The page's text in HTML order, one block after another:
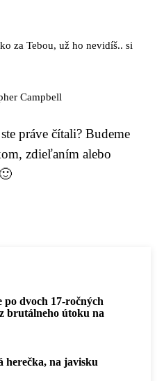
za Tebou, už ho nevidíš.. si
práve čítali? Budeme
zdieľaním alebo
dvoch 17-ročných
brutálneho útoku na
herečka, na javisku